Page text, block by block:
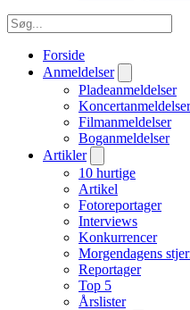
Forside
Anmeldelser
Pladeanmeldelser
Koncertanmeldelser
Filmanmeldelser
Boganmeldelser
Artikler
10 hurtige
Artikel
Fotoreportager
Interviews
Konkurrencer
Morgendagens
Reportager
Top 5
Årslister